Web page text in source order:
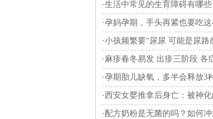
·生活中常见的生育障碍有哪
·孕妈孕期，手头再紧也要吃
·小孩频繁要“尿尿 可能是尿路
· 麻疹春冬易发 出疹三阶段 各
·孕期胎儿缺氧，多半会释放3
· 西安女婴推拿后身亡：被神
· 配方奶粉是无菌的吗？如何冲